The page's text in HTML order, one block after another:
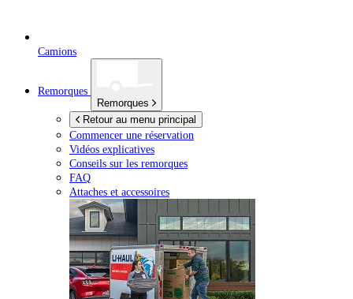
Camions
Remorques
Remorques
Retour au menu principal
Commencer une réservation
Vidéos explicatives
Conseils sur les remorques
FAQ
Attaches et accessoires